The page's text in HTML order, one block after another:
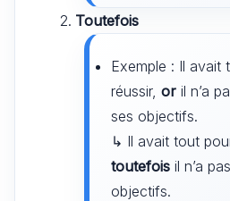
Toutefois
Exemple : Il avait
réussir, or il n’a
ses objectifs.
↳ Il avait tout
toutefois il n’a
objectifs.